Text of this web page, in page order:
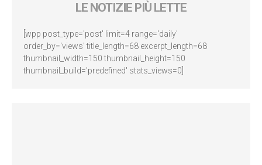
LE NOTIZIE PIÙ LETTE
[wpp post_type='post' limit=4 range='daily'
order_by='views' title_length=68 excerpt_length=68
thumbnail_width=150 thumbnail_height=150
thumbnail_build='predefined' stats_views=0]